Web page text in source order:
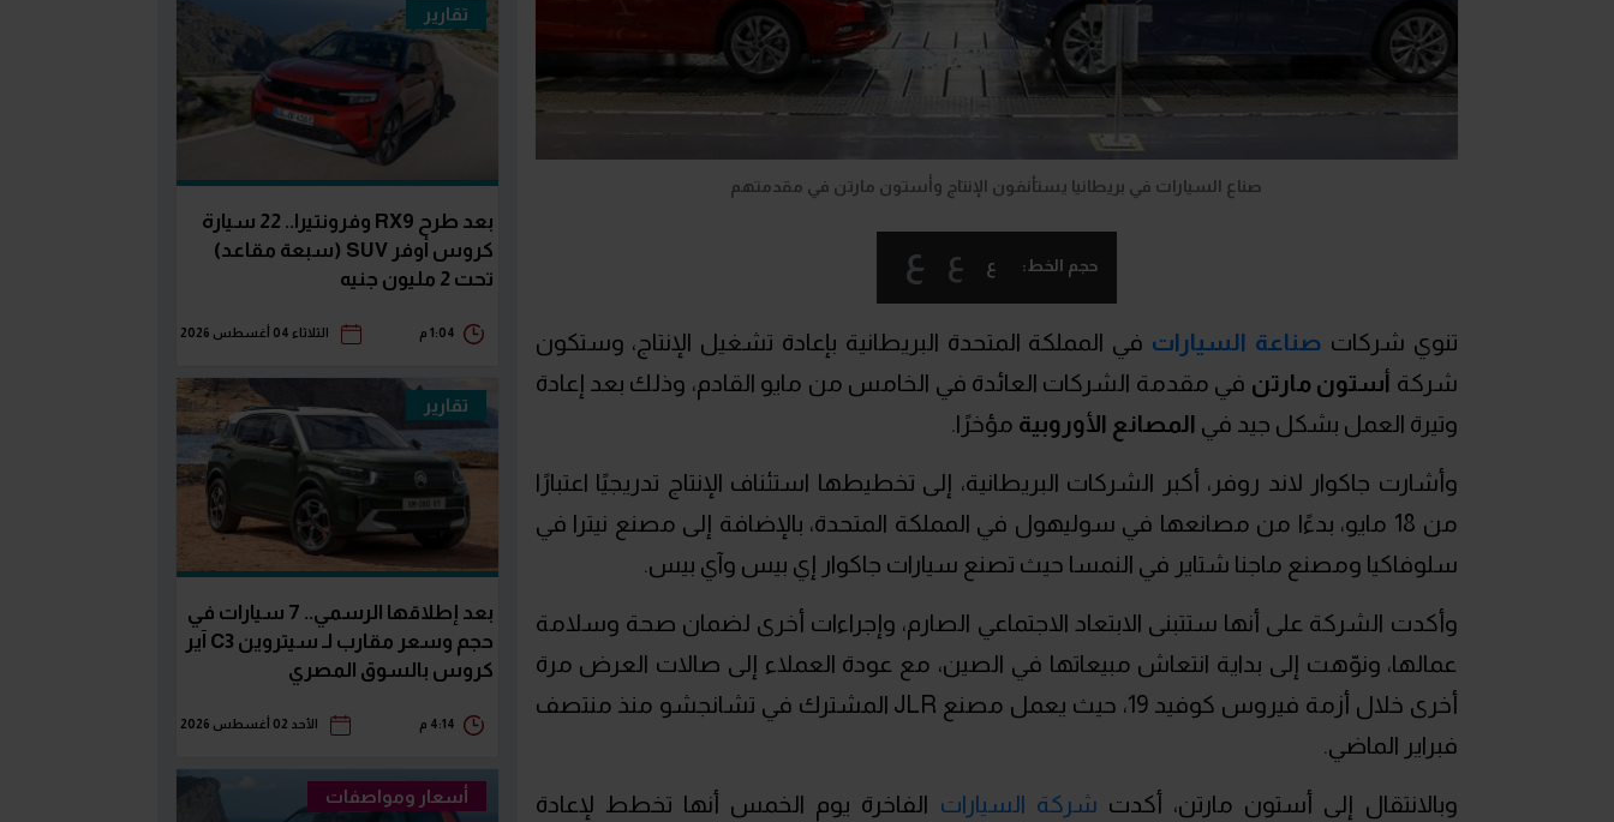
صناع السيارات في بريطانيا يستأنفون الإنتاج وأستون مارتن في مقدمتهم
حجم الخط: ع ع ع
تنوي شركات صناعة السيارات في المملكة المتحدة البريطانية بإعادة تشغيل الإنتاج، وستكون
شركة أستون مارتن في مقدمة الشركات العائدة في الخامس من مايو القادم، وذلك بعد إعادة
وتيرة العمل بشكل جيد في المصانع الأوروبية مؤخرًا.
وأشارت جاكوار لاند روفر، أكبر الشركات البريطانية، إلى تخطيطها استئناف الإنتاج تدريجيًا اعتبارًا
من 18 مايو، بدءًا من مصانعها في سوليهول في المملكة المتحدة، بالإضافة إلى مصنع نيترا في
سلوفاكيا ومصنع ماجنا شتاير في النمسا حيث تصنع سيارات جاكوار إي بيس وآي بيس.
وأكدت الشركة على أنها ستتبنى الابتعاد الاجتماعي الصارم، وإجراءات أخرى لضمان صحة وسلامة
عمالها، ونوّهت إلى بداية انتعاش مبيعاتها في الصين، مع عودة العملاء إلى صالات العرض مرة
أخرى خلال أزمة فيروس كوفيد 19، حيث يعمل مصنع JLR المشترك في تشانجشو منذ منتصف
فبراير الماضي.
وبالانتقال إلى أستون مارتن، أكدت شركة السيارات الفاخرة يوم الخمس أنها تخطط لإعادة
تقارير
بعد طرح RX9 وفرونتيرا.. 22 سيارة
كروس أوفر SUV (سبعة مقاعد)
تحت 2 مليون جنيه
1:04 م الثلاثاء 04 أغسطس 2026
تقارير
بعد إطلاقها الرسمي.. 7 سيارات في
حجم وسعر مقارب لـ سيتروين C3 آير
كروس بالسوق المصري
4:14 م الأحد 02 أغسطس 2026
أسعار ومواصفات